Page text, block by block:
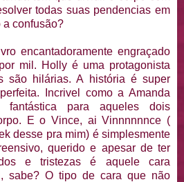
todas suas pendencias em
a confusão?
encantadoramente engraçado
mil. Holly é uma protagonista
são hilárias. A história é super
Incrivel como a Amanda
fantástica para aqueles dois
E o Vince, ai Vinnnnnnce (
desse pra mim) é simplesmente
querido e apesar de ter
e tristezas é aquele cara
sabe? O tipo de cara que não